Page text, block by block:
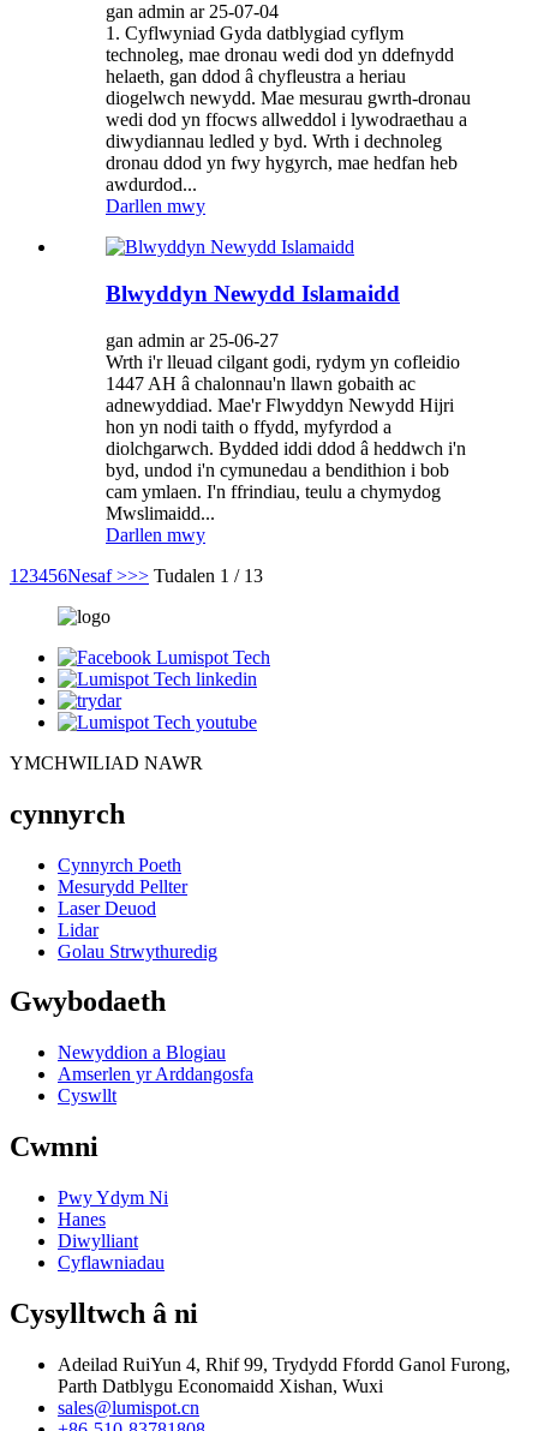
gan admin ar 25-07-04
1. Cyflwyniad Gyda datblygiad cyflym
technoleg, mae dronau wedi dod yn ddefnydd
helaeth, gan ddod â chyfleustra a heriau
diogelwch newydd. Mae mesurau gwrth-dronau
wedi dod yn ffocws allweddol i lywodraethau a
diwydiannau ledled y byd. Wrth i dechnoleg
dronau ddod yn fwy hygyrch, mae hedfan heb
awdurdod...
Darllen mwy
Blwyddyn Newydd Islamaidd
gan admin ar 25-06-27
Wrth i'r lleuad cilgant godi, rydym yn cofleidio
1447 AH â chalonnau'n llawn gobaith ac
adnewyddiad. Mae'r Flwyddyn Newydd Hijri
hon yn nodi taith o ffydd, myfyrdod a
diolchgarwch. Bydded iddi ddod â heddwch i'n
byd, undod i'n cymunedau a bendithion i bob
cam ymlaen. I'n ffrindiau, teulu a chymydog
Mwslimaidd...
Darllen mwy
1 23456Nesaf >>> Tudalen 1 / 13
YMCHWILIAD NAWR
cynnyrch
Cynnyrch Poeth
Mesurydd Pellter
Laser Deuod
Lidar
Golau Strwythuredig
Gwybodaeth
Newyddion a Blogiau
Amserlen yr Arddangosfa
Cyswllt
Cwmni
Pwy Ydym Ni
Hanes
Diwylliant
Cyflawniadau
Cysylltwch â ni
Adeilad RuiYun 4, Rhif 99, Trydydd Ffordd Ganol Furong,
Parth Datblygu Economaidd Xishan, Wuxi
sales@lumispot.cn